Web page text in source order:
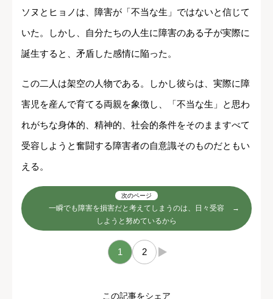
ソヌとヒョノは、障害が「不当な生」ではないと信じて
いた。しかし、自分たちの人生に障害のある子が実際に
誕生すると、矛盾した感情に陥った。
この二人は架空の人物である。しかし彼らは、実際に障
害児を産んで育てる両親を象徴し、「不当な生」と思わ
れがちな身体的、精神的、社会的条件をそのまますべて
受容しようと奮闘する障害者の自意識そのものだともい
える。
次のページ
一瞬でも障害を損害だと考えてしまうのは、日々受容
しようと努めているから
1 2 →
この記事をシェア